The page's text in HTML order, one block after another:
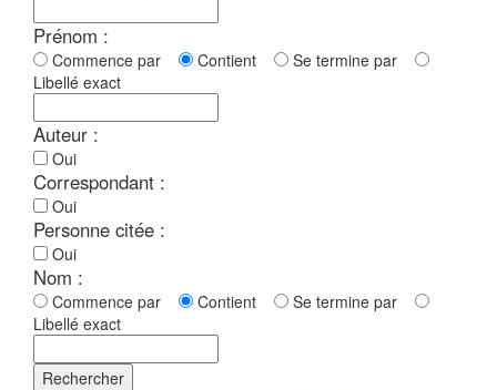
Prénom :
Commence par Contient
Se termine par
Libellé exact
Auteur :
Oui
Correspondant :
Oui
Personne citée :
Oui
Nom :
Commence par Contient
Se termine par
Libellé exact
Rechercher